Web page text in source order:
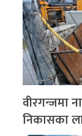
वीरगन्जमा
निकासका